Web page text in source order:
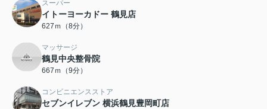
スーパー
イトーヨーカドー 鶴見店
627ｍ（8分）
マッサージ
鶴見中央整骨院
667ｍ（9分）
コンビニエンスストア
セブンイレブン 横浜鶴見豊岡町店